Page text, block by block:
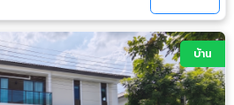
บ้าน